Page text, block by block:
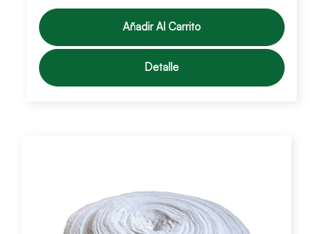
Añadir Al Carrito
Detalle